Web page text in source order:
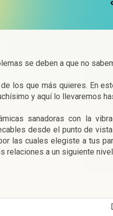
se deben a que no
los que más quieres. En
y aquí lo llevaremos
sanadoras con la
desde el punto de
las cuales elegiste a tus
relaciones a un siguiente